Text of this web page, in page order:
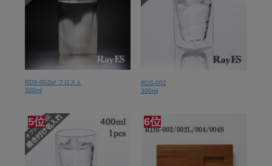
RDS-002bf フロスト
300ml
RDS-002
300ml
5位 6位